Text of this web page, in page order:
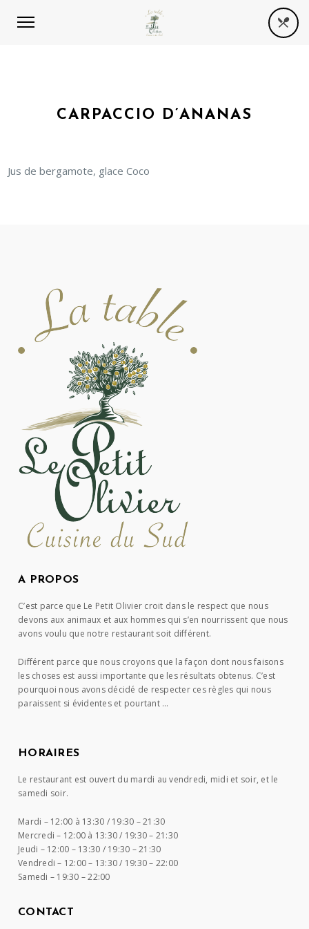
CARPACCIO D’ANANAS
Jus de bergamote, glace Coco
A PROPOS
C’est parce que Le Petit Olivier croit dans le respect que nous
devons aux animaux et aux hommes qui s’en nourrissent que nous
avons voulu que notre restaurant soit différent.
Différent parce que nous croyons que la façon dont nous faisons
les choses est aussi importante que les résultats obtenus. C’est
pourquoi nous avons décidé de respecter ces règles qui nous
paraissent si évidentes et pourtant …
HORAIRES
Le restaurant est ouvert du mardi au vendredi, midi et soir, et le
samedi soir.
Mardi – 12:00 à 13:30 / 19:30 – 21:30
Mercredi – 12:00 à 13:30 / 19:30 – 21:30
Jeudi – 12:00 – 13:30 / 19:30 – 21:30
Vendredi – 12:00 – 13:30 / 19:30 – 22:00
Samedi – 19:30 – 22:00
CONTACT